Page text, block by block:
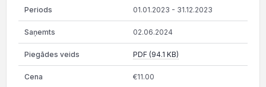
01.01.2023 - 31.12.2023
02.06.2024
PDF (94.1 KB)
€11.00